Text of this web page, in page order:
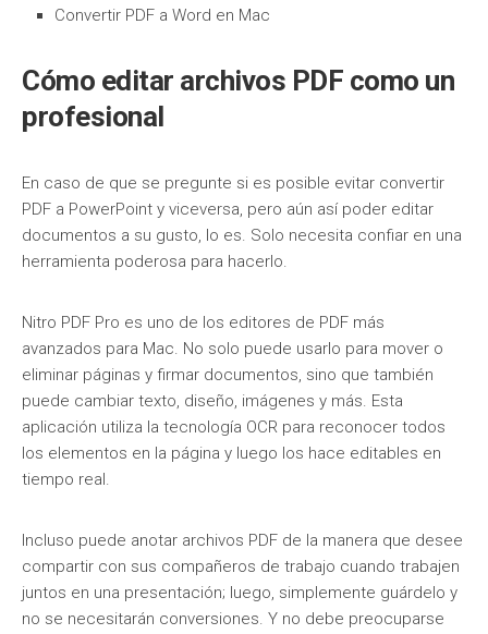
Convertir PDF a Word en Mac
Cómo editar archivos PDF como un
profesional
En caso de que se pregunte si es posible evitar convertir
PDF a PowerPoint y viceversa, pero aún así poder editar
documentos a su gusto, lo es. Solo necesita confiar en una
herramienta poderosa para hacerlo.
Nitro PDF Pro es uno de los editores de PDF más
avanzados para Mac. No solo puede usarlo para mover o
eliminar páginas y firmar documentos, sino que también
puede cambiar texto, diseño, imágenes y más. Esta
aplicación utiliza la tecnología OCR para reconocer todos
los elementos en la página y luego los hace editables en
tiempo real.
Incluso puede anotar archivos PDF de la manera que desee
compartir con sus compañeros de trabajo cuando trabajen
juntos en una presentación; luego, simplemente guárdelo y
no se necesitarán conversiones. Y no debe preocuparse